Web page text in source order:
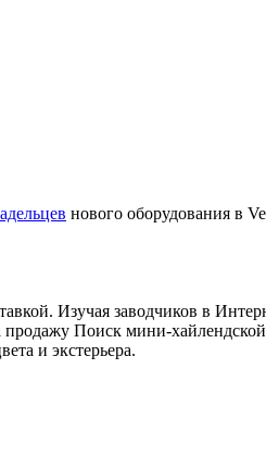
нового оборудования в
Изучая заводчиков в
Поиск мини-
и экстерьера.